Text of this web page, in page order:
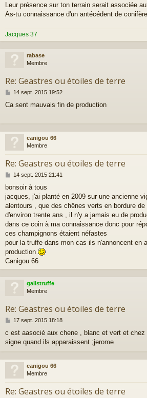
a
Leur présence sur ton terrain serait associée
As-tu connaissance d'un antécédent de
Jacques 37
rabase
Membre
Re: Geastres ou étoiles de terre
M
s
e
14 sept. 2015 19:52
Ca sent mauvais fin de production
canigou 66
Membre
Re: Geastres ou étoiles de terre
M
s
s
a
g
14 sept. 2015 21:41
bonsoir à tous
jacques, j'ai planté en 2009 sur une ancienne
alentours , que des chênes verts en bordure
d'environ trente ans , il n'y a jamais eu de
dans ce coin à ma connaissance donc pour
ces champignons étaient néfastes
pour la truffe dans mon cas ils n'annoncent en
production
Canigou 66
galistruffe
Membre
Re: Geastres ou étoiles de terre
M
s
s
e
17 sept. 2015 18:18
c est aasocié aux chene , blanc et vert et
signe quand ils apparaissent ;jerome
canigou 66
Membre
Re: Geastres ou étoiles de terre